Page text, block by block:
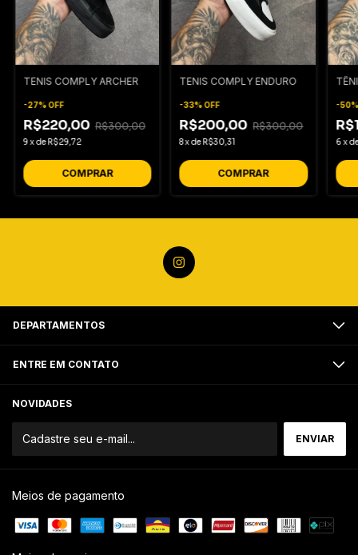
TENIS COMPLY ARCHER
-27%OFF
R$220,00 R$300,00
9xde R$29,72
COMPRAR
TENIS COMPLY ENDURO
-33%OFF
R$200,00 R$300,00
8xde R$30,31
COMPRAR
-50
6x
DEPARTAMENTOS
ENTRE EM CONTATO
NOVIDADES
Meios de pagamento